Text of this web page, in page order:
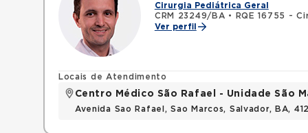
Cirurgia Pediátrica Geral
CRM 23249/BA •
RQE 16755 -
Ver perfil
Locais de Atendimento
Centro Médico São Rafael - Unidade São
Avenida Sao Rafael, Sao Marcos, Salvador, BA,